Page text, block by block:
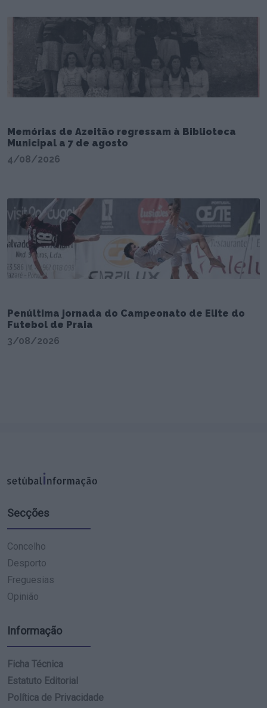
Memórias de Azeitão regressam à Biblioteca
Municipal a 7 de agosto
4/08/2026
Penúltima jornada do Campeonato de Elite do
Futebol de Praia
3/08/2026
Secções
Concelho
Desporto
Freguesias
Opinião
Informação
Ficha Técnica
Estatuto Editorial
Política de Privacidade